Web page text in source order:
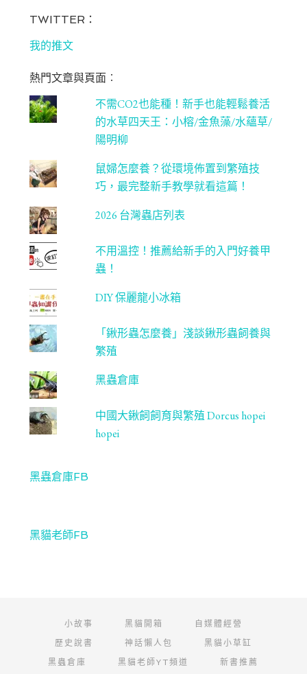
bo
ok
ag
m
C
ha
n
ne
l
TWITTER：
我的推文
熱門文章與頁面︰
不需CO2也能種！新手也能輕鬆養活
的水草四天王：小榕/金魚藻/水蘊草/
陽明柳
鼠婦怎麼養？從環境佈置到繁殖技
巧，最完整新手教學就看這篇！
2026 台灣蟲店列表
不用溫控！推薦給新手的入門好養甲
蟲！
DIY 保麗龍小冰箱
「鍬形蟲怎麼養」淺談鍬形蟲飼養與
繁殖
黑蟲倉庫
中國大鍬飼飼育與繁殖 Dorcus hopei
hopei
黑蟲倉庫FB
黑貓老師FB
小故事 黑貓開箱
自媒體經營
歷史說書
神話懶人包
黑貓小草缸
黑蟲倉庫
黑貓老師YT頻道 新書推薦